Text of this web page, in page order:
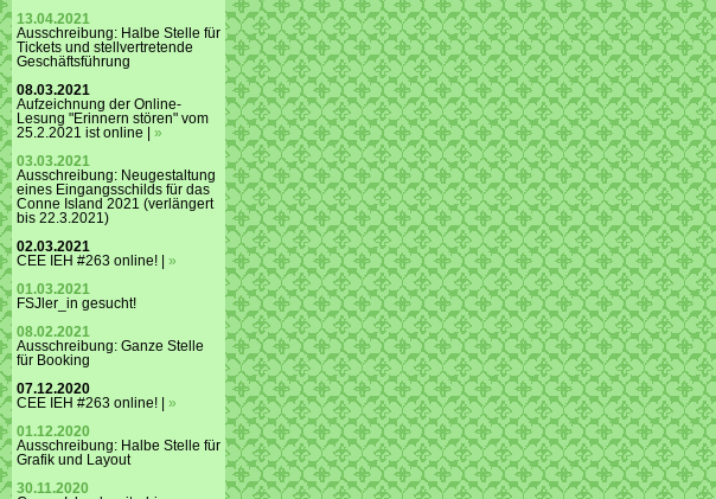
13.04.2021
Ausschreibung: Halbe Stelle für
Tickets und stellvertretende
Geschäftsführung
08.03.2021
Aufzeichnung der Online-
Lesung "Erinnern stören" vom
25.2.2021 ist online | »
03.03.2021
Ausschreibung: Neugestaltung
eines Eingangsschilds für das
Conne Island 2021 (verlängert
bis 22.3.2021)
02.03.2021
CEE IEH #263 online! | »
01.03.2021
FSJler_in gesucht!
08.02.2021
Ausschreibung: Ganze Stelle
für Booking
07.12.2020
CEE IEH #263 online! | »
01.12.2020
Ausschreibung: Halbe Stelle für
Grafik und Layout
30.11.2020